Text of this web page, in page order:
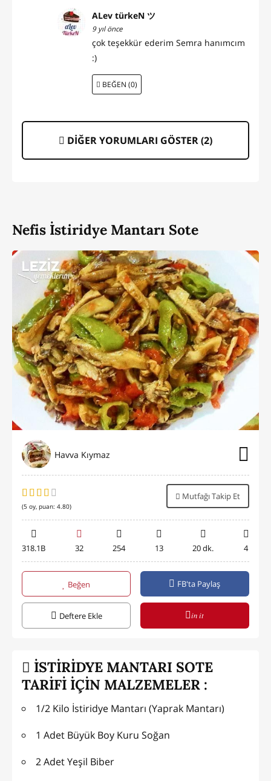
ALev türkeN ツ
9 yıl önce
çok teşekkür ederim Semra hanımcım
:)
BEĞEN (0)
DİĞER YORUMLARI GÖSTER (2)
Nefis İstiridye Mantarı Sote
Havva Kıymaz
(5 oy, puan: 4.80)
Mutfağı Takip Et
318.1B 32 254 13 20 dk. 4
Beğen FB'ta Paylaş
Deftere Ekle in it
İSTİRİDYE MANTARI SOTE
TARİFİ İÇİN MALZEMELER :
1/2 Kilo İstiridye Mantarı (Yaprak Mantarı)
1 Adet Büyük Boy Kuru Soğan
2 Adet Yeşil Biber